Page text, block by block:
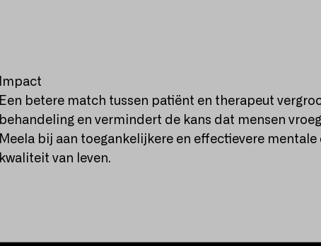
Impact
Een betere match tussen patiënt en therapeut
behandeling en vermindert de kans dat mensen
Meela bij aan toegankelijkere en effectievere
kwaliteit van leven.